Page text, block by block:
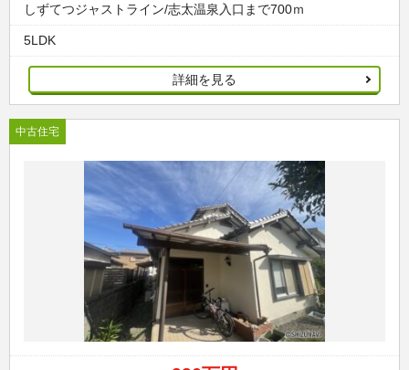
しずてつジャストライン/志太温泉入口まで700ｍ
5LDK
詳細を見る
中古住宅